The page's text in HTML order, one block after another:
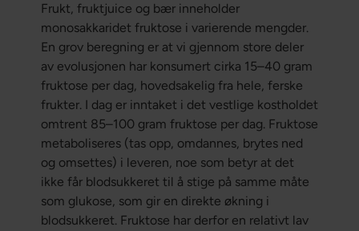
Frukt, fruktjuice og bær inneholder
monosakkaridet fruktose i varierende mengder.
En grov beregning er at vi gjennom store deler
av evolusjonen har konsumert cirka 15–40 gram
fruktose per dag, hovedsakelig fra hele, ferske
frukter. I dag er inntaket i det vestlige kostholdet
omtrent 85–100 gram fruktose per dag. Fruktose
metaboliseres (tas opp, omdannes, brytes ned
og omsettes) i leveren, noe som betyr at det
ikke får blodsukkeret til å stige på samme måte
som glukose, som gir en direkte økning i
blodsukkeret. Fruktose har derfor en relativt lav